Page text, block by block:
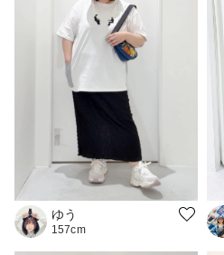
ゆう
157cm